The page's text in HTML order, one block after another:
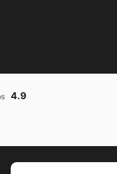
4.9